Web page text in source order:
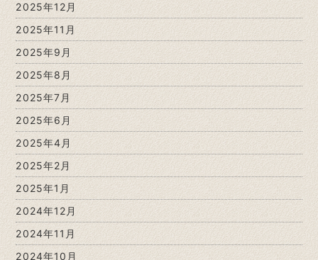
2025年12月
2025年11月
2025年9月
2025年8月
2025年7月
2025年6月
2025年4月
2025年2月
2025年1月
2024年12月
2024年11月
2024年10月